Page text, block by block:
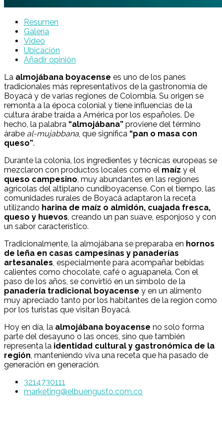
Resumen
Galería
Video
Ubicación
Añadir opinión
La almojábana boyacense es uno de los panes
tradicionales más representativos de la gastronomía de
Boyacá y de varias regiones de Colombia. Su origen se
remonta a la época colonial y tiene influencias de la
cultura árabe traída a América por los españoles. De
hecho, la palabra “almojábana” proviene del término
árabe al-mujabbana, que significa “pan o masa con
queso”.
Durante la colonia, los ingredientes y técnicas europeas se
mezclaron con productos locales como el maíz y el
queso campesino, muy abundantes en las regiones
agrícolas del altiplano cundiboyacense. Con el tiempo, las
comunidades rurales de Boyacá adaptaron la receta
utilizando harina de maíz o almidón, cuajada fresca,
queso y huevos, creando un pan suave, esponjoso y con
un sabor característico.
Tradicionalmente, la almojábana se preparaba en hornos
de leña en casas campesinas y panaderías
artesanales, especialmente para acompañar bebidas
calientes como chocolate, café o aguapanela. Con el
paso de los años, se convirtió en un símbolo de la
panadería tradicional boyacense y en un alimento
muy apreciado tanto por los habitantes de la región como
por los turistas que visitan Boyacá.
Hoy en día, la almojábana boyacense no solo forma
parte del desayuno o las onces, sino que también
representa la identidad cultural y gastronómica de la
región, manteniendo viva una receta que ha pasado de
generación en generación.
3214730111
marketing@elbuengusto.com.co